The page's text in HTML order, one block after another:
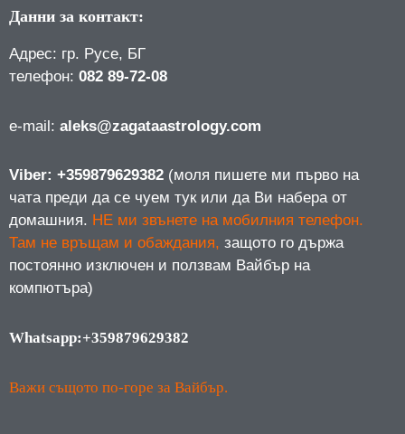
Данни за контакт:
Адрес: гр. Русе, БГ
телефон: 082 89-72-08
е-mail: aleks@zagataastrology.com
Viber: +359879629382 (моля пишете ми първо на
чата преди да се чуем тук или да Ви набера от
домашния. НЕ ми звънете на мобилния телефон.
Там не връщам и обаждания, защото го държа
постоянно изключен и ползвам Вайбър на
компютъра)
Whatsapp:+359879629382
Важи същото по-горе за Вайбър.